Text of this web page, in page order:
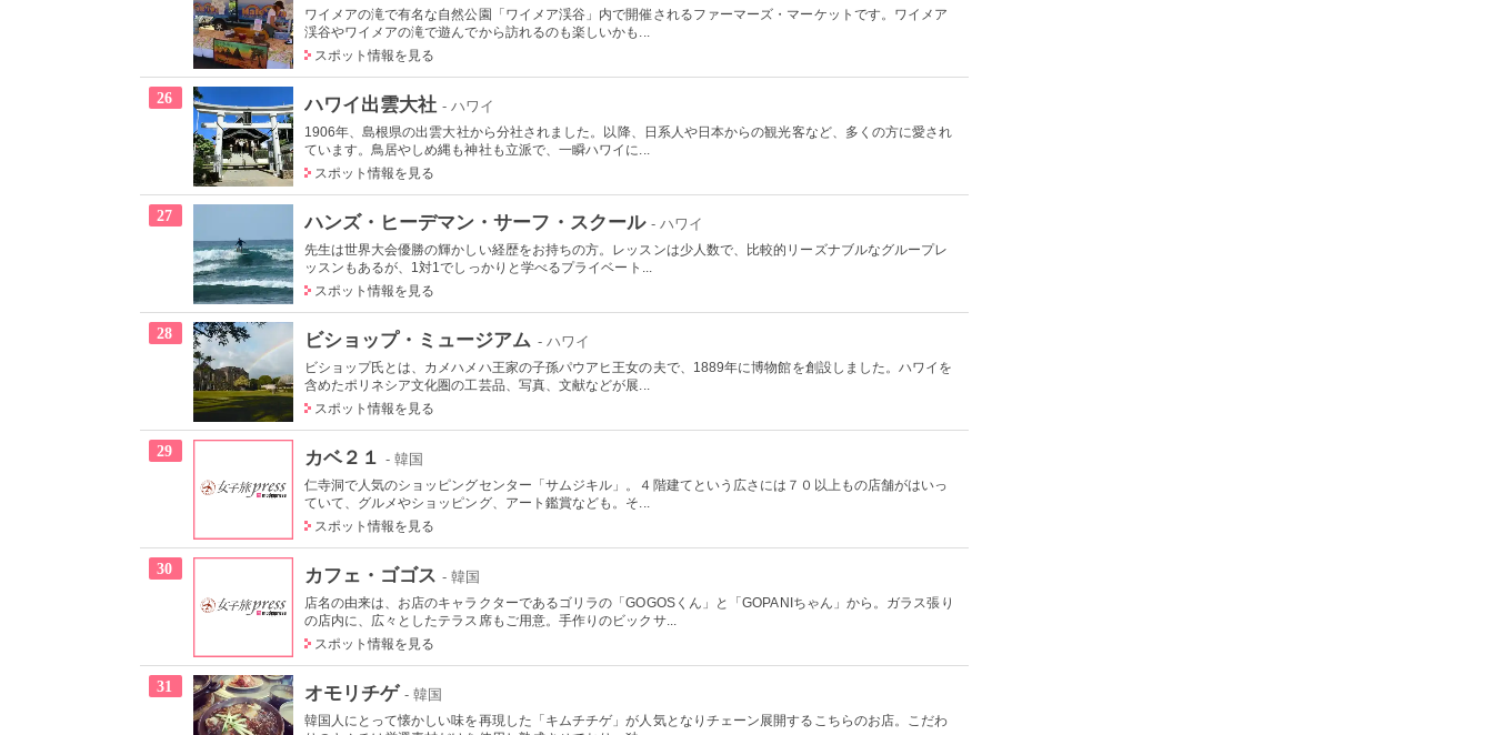
ワイメアの滝で有名な自然公園「ワイメア渓谷」内で開催されるファーマーズ・マーケットです。ワイメア
渓谷やワイメアの滝で遊んでから訪れるのも楽しいかも...
スポット情報を見る
26 ハワイ出雲大社 - ハワイ
1906年、島根県の出雲大社から分社されました。以降、日系人や日本からの観光客など、多くの方に愛され
ています。鳥居やしめ縄も神社も立派で、一瞬ハワイに...
スポット情報を見る
27 ハンズ・ヒーデマン・サーフ・スクール - ハワイ
先生は世界大会優勝の輝かしい経歴をお持ちの方。レッスンは少人数で、比較的リーズナブルなグループレ
ッスンもあるが、1対1でしっかりと学べるプライベート...
スポット情報を見る
28 ビショップ・ミュージアム - ハワイ
ビショップ氏とは、カメハメハ王家の子孫パウアヒ王女の夫で、1889年に博物館を創設しました。ハワイを
含めたポリネシア文化圏の工芸品、写真、文献などが展...
スポット情報を見る
29 カベ２１ - 韓国
仁寺洞で人気のショッピングセンター「サムジキル」。４階建てという広さには７０以上もの店舗がはいっ
ていて、グルメやショッピング、アート鑑賞なども。そ...
スポット情報を見る
30 カフェ・ゴゴス - 韓国
店名の由来は、お店のキャラクターであるゴリラの「GOGOSくん」と「GOPANIちゃん」から。ガラス張り
の店内に、広々としたテラス席もご用意。手作りのビックサ...
スポット情報を見る
31 オモリチゲ - 韓国
韓国人にとって懐かしい味を再現した「キムチチゲ」が人気となりチェーン展開するこちらのお店。こだわ